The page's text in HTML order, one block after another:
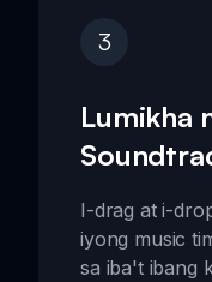
3
Lumikha
I-drag at i-
iyong music
sa iba't ibang